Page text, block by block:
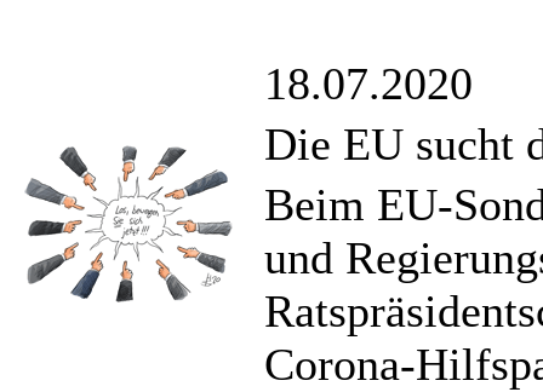
18.07.2020
Die EU sucht
Beim EU-
und
Corona-